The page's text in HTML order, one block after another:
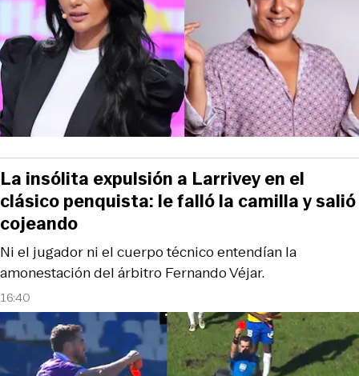
16:40
Ni el jugador ni el cuerpo técnico entendían la
amonestación del árbitro Fernando Véjar.
La insólita expulsión a Larrivey en el
clásico penquista: le falló la camilla y salió
cojeando